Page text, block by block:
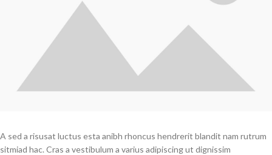
A sed a risusat luctus esta anibh rhoncus hendrerit blandit nam rutrum
sitmiad hac. Cras a vestibulum a varius adipiscing ut dignissim